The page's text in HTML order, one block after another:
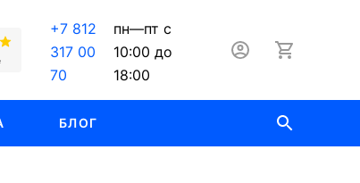
+7 812
317 00
70
пн—пт с
10:00 до
18:00
БЛОГ